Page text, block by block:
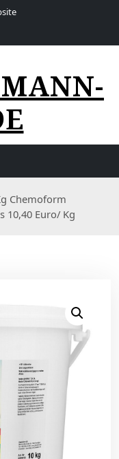
Chemoform
10,40 Euro/ Kg